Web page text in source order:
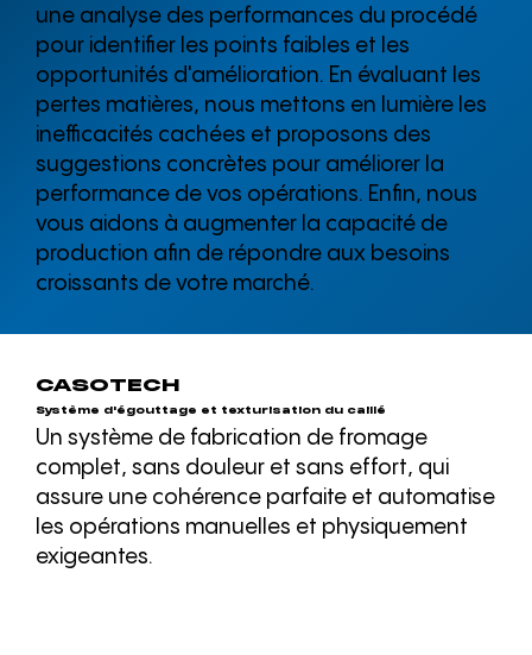
une analyse des performances du procédé
pour identifier les points faibles et les
opportunités d'amélioration. En évaluant les
pertes matières, nous mettons en lumière les
inefficacités cachées et proposons des
suggestions concrètes pour améliorer la
performance de vos opérations. Enfin, nous
vous aidons à augmenter la capacité de
production afin de répondre aux besoins
croissants de votre marché.
CASOTECH
Système d'égouttage et texturisation du caillé
Un système de fabrication de fromage
complet, sans douleur et sans effort, qui
assure une cohérence parfaite et automatise
les opérations manuelles et physiquement
exigeantes.